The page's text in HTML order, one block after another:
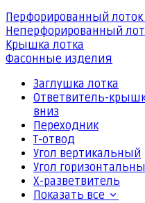
Перфорированный
Неперфорированный
Крышка лотка
Фасонные изделия
Заглушка лотка
Ответвитель-
вниз
Переходник
Т-отвод
Угол вертикальный
Угол
Х-разветвитель
Показать все